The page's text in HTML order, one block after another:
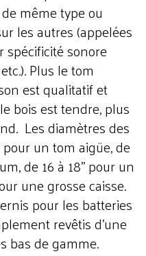
même type ou
les autres (appelées
spécificité sonore
Plus le tom
est qualitatif et
bois est tendre, plus
Les diamètres des
un tom aigüe, de
de 16 à 18'' pour un
une grosse caisse.
pour les batteries
revêtis d'une
bas de gamme.